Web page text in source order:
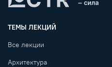
ТЕМЫ ЛЕКЦИЙ
Все лекции
Архитектура